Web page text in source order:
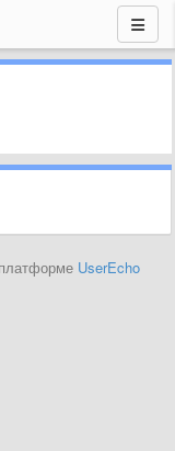
UserEcho